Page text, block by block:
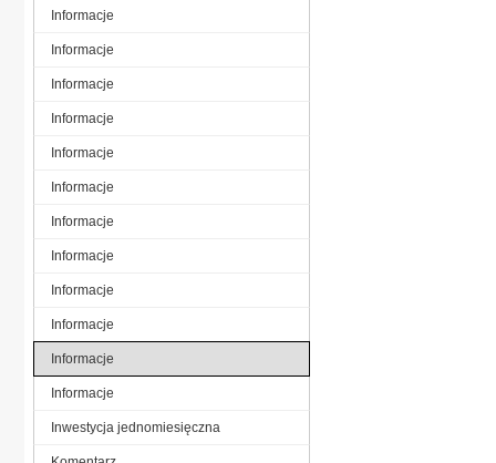
Informacje
Informacje
Informacje
Informacje
Informacje
Informacje
Informacje
Informacje
Informacje
Informacje
Informacje
Informacje
Inwestycja jednomiesięczna